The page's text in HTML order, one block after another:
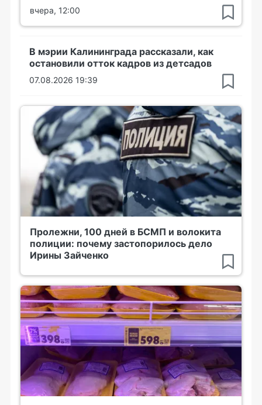
вчера, 12:00
В мэрии Калининграда рассказали, как
остановили отток кадров из детсадов
07.08.2026 19:39
Пролежни, 100 дней в БСМП и волокита
полиции: почему застопорилось дело
Ирины Зайченко